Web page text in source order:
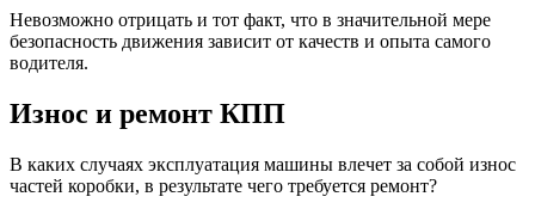
Невозможно отрицать и тот факт, что в значительной мере
безопасность движения зависит от качеств и опыта самого
водителя.
Износ и ремонт КПП
В каких случаях эксплуатация машины влечет за собой износ
частей коробки, в результате чего требуется ремонт?